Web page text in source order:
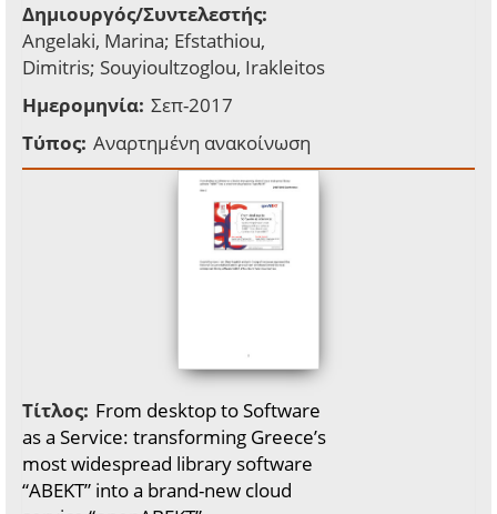
Δημιουργός/Συντελεστής:
Angelaki, Marina; Efstathiou,
Dimitris; Souyioultzoglou, Irakleitos
Ημερομηνία: Σεπ-2017
Τύπος: Αναρτημένη ανακοίνωση
Τίτλος: From desktop to Software
as a Service: transforming Greece’s
most widespread library software
“ABEKT” into a brand-new cloud